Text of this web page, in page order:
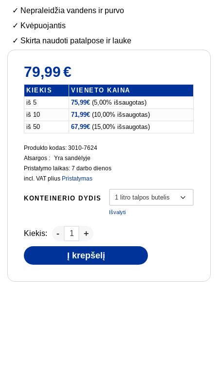
✓ Nepraleidžia vandens ir purvo
✓ Kvėpuojantis
✓ Skirta naudoti patalpose ir lauke
79,99€
KIEKIS
VIENETO KAINA
iš 5
75,99€ (5,00% išsaugotas)
iš 10
71,99€ (10,00% išsaugotas)
iš 50
67,99€ (15,00% išsaugotas)
Produkto kodas: 3010-7624
Atsargos :
Yra sandėlyje
Pristatymo laikas:7 darbo dienos
incl. VAT plius Pristatymas
KONTEINERIO DYDIS
Išvalyti
Kiekis:
Į krepšelį